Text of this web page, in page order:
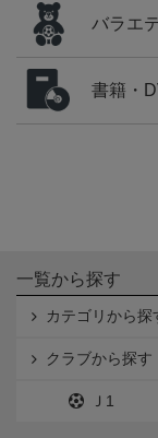
バラエ
書籍・
一覧から探す
カテゴリから探
クラブから探す
Ｊ1